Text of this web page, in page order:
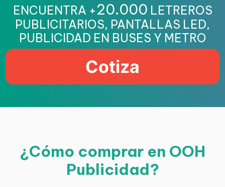
ENCUENTRA +20.000 LETREROS
PUBLICITARIOS, PANTALLAS LED,
PUBLICIDAD EN BUSES Y METRO
Cotiza
¿Cómo comprar en OOH
Publicidad?